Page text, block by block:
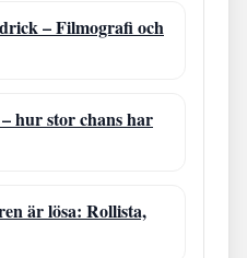
– Filmografi och
hur stor chans har
är lösa: Rollista,